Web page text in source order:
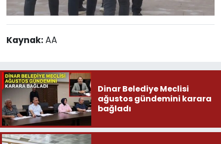
Kaynak: AA
Dinar Belediye Meclisi
ağustos gündemini karara
bağladı